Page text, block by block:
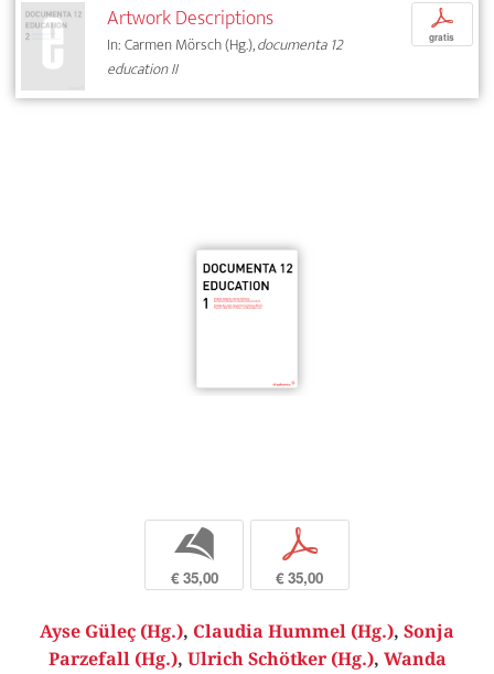
Artwork Descriptions
In: Carmen Mörsch (Hg.),documenta 12
education II
p
gratis
b
€ 35,00
p
€ 35,00
Ayse Güleç (Hg.), Claudia Hummel (Hg.), Sonja
Parzefall (Hg.), Ulrich Schötker (Hg.), Wanda